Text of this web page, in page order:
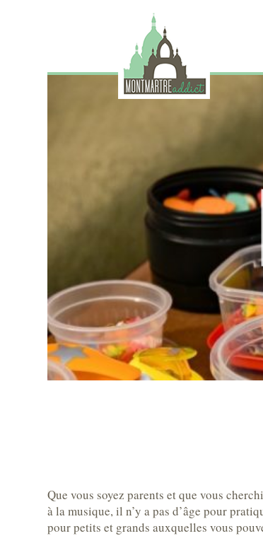
Que vous soyez parents et que vous
à la musique, il n’y a pas d’âge pour
pour petits et grands auxquelles vous